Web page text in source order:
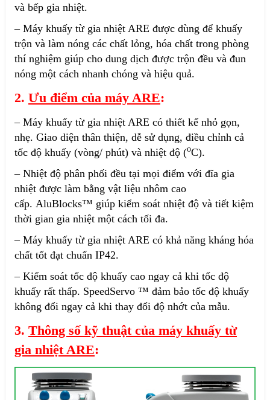
và bếp gia nhiệt.
– Máy khuấy từ gia nhiệt ARE được dùng để khuấy
trộn và làm nóng các chất lỏng, hóa chất trong phòng
thí nghiệm giúp cho dung dịch được trộn đều và đun
nóng một cách nhanh chóng và hiệu quả.
2. Ưu điểm của máy ARE:
– Máy khuấy từ gia nhiệt ARE có thiết kế nhỏ gọn,
nhẹ. Giao diện thân thiện, dễ sử dụng, điều chỉnh cả
tốc độ khuấy (vòng/ phút) và nhiệt độ (oC).
– Nhiệt độ phân phối đều tại mọi điểm với đĩa gia
nhiệt được làm bằng vật liệu nhôm cao
cấp. AluBlocks™ giúp kiểm soát nhiệt độ và tiết kiệm
thời gian gia nhiệt một cách tối đa.
– Máy khuấy từ gia nhiệt ARE có khả năng kháng hóa
chất tốt đạt chuẩn IP42.
– Kiểm soát tốc độ khuấy cao ngay cả khi tốc độ
khuấy rất thấp. SpeedServo ™ đảm bảo tốc độ khuấy
không đổi ngay cả khi thay đổi độ nhớt của mẫu.
3. Thông số kỹ thuật của máy khuấy từ
gia nhiệt ARE: